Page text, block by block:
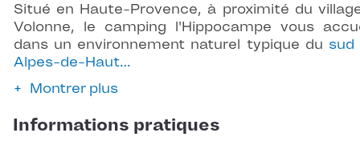
Situé en Haute-Provence, à proximité du
Volonne, le camping l'Hippocampe vous
dans un environnement naturel typique du sud
Alpes-de-Haut…
Montrer plus
Informations pratiques